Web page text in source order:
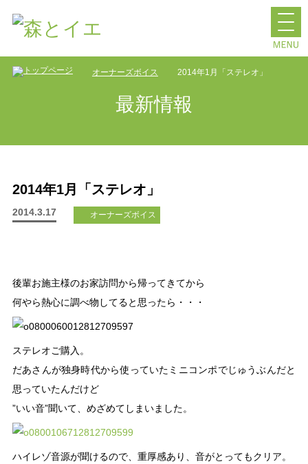
オーナーズボイス 2014年1月「ステレオ」
最新情報
2014年1月「ステレオ」
2014.3.17 オーナーズボイス
後輩お施主様のお家訪問から帰ってきてから
何やら熱心に調べ物してると思ったら・・・
ステレオご購入。
だあさんが独身時代から使っていたミニコンポでじゅうぶんだと
思っていたんだけど
”いい音”聞いて、めざめてしまいました。
ハイレゾ音源が聞けるので、重厚感あり、音がとってもクリア。